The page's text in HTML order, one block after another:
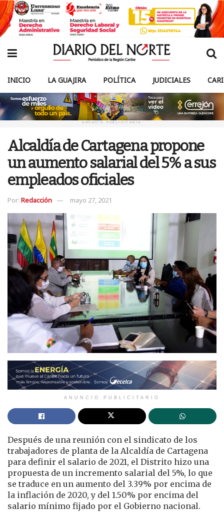
INICIO LA GUAJIRA POLÍTICA JUDICIALES
ANUNCIO PUBLICITARIO
Alcaldía de Cartagena propone
un aumento salarial del 5% a sus
empleados oficiales
Por: Redacción mayo 27, 2021
ANUNCIO PUBLICITARIO
Después de una reunión con el sindicato de los
trabajadores de planta de la Alcaldía de Cartagena
para definir el salario de 2021, el Distrito hizo una
propuesta de un incremento salarial del 5%, lo que
se traduce en un aumento del 3.39% por encima de
la inflación de 2020, y del 1.50% por encima del
salario mínimo fijado por el Gobierno nacional.